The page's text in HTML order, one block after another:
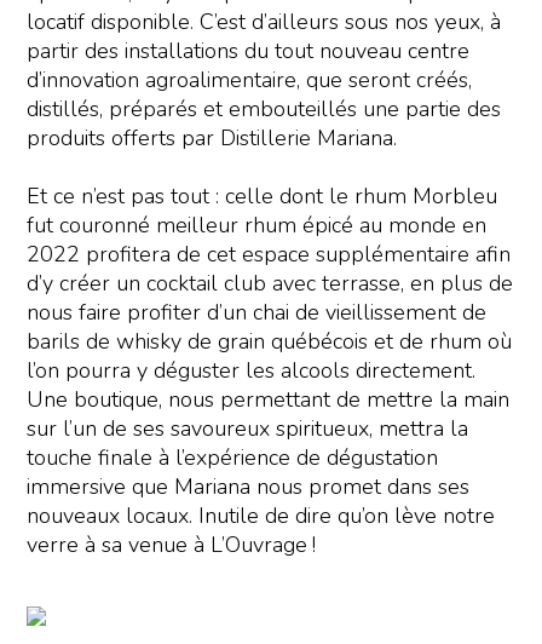
locatif disponible. C’est d’ailleurs sous nos yeux, à
partir des installations du tout nouveau centre
d’innovation agroalimentaire, que seront créés,
distillés, préparés et embouteillés une partie des
produits offerts par Distillerie Mariana.
Et ce n’est pas tout : celle dont le rhum Morbleu
fut couronné meilleur rhum épicé au monde en
2022 profitera de cet espace supplémentaire afin
d’y créer un cocktail club avec terrasse, en plus de
nous faire profiter d’un chai de vieillissement de
barils de whisky de grain québécois et de rhum où
l’on pourra y déguster les alcools directement.
Une boutique, nous permettant de mettre la main
sur l’un de ses savoureux spiritueux, mettra la
touche finale à l’expérience de dégustation
immersive que Mariana nous promet dans ses
nouveaux locaux. Inutile de dire qu’on lève notre
verre à sa venue à L’Ouvrage !